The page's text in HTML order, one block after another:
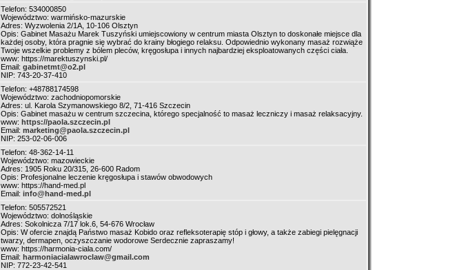
Telefon: 534000850
Województwo: warmińsko-mazurskie
Adres: Wyzwolenia 2/1A, 10-106 Olsztyn
Opis: Gabinet Masażu Marek Tuszyński umiejscowiony w centrum miasta Olsztyn to doskonałe miejsce dla
każdej osoby, która pragnie się wybrać do krainy błogiego relaksu. Odpowiednio wykonany masaż rozwiąże
Twoje wszelkie problemy z bólem pleców, kręgosłupa i innych najbardziej eksploatowanych części ciała.
www: https://marektuszynski.pl/
Email: gabinetmt@o2.pl
NIP: 743-20-37-410
Telefon: +48788174598
Województwo: zachodniopomorskie
Adres: ul. Karola Szymanowskiego 8/2, 71-416 Szczecin
Opis: Gabinet masażu w centrum szczecina, którego specjalność to masaż leczniczy i masaż relaksacyjny.
www: https://paola.szczecin.pl
Email: marketing@paola.szczecin.pl
NIP: 253-02-06-006
Telefon: 48-362-14-11
Województwo: mazowieckie
Adres: 1905 Roku 20/315, 26-600 Radom
Opis: Profesjonalne leczenie kręgosłupa i stawów obwodowych
www: https://hand-med.pl
Email: info@hand-med.pl
Telefon: 505572521
Województwo: dolnośląskie
Adres: Sokolnicza 7/17 lok.6, 54-676 Wrocław
Opis: W ofercie znajdą Państwo masaż Kobido oraz refleksoterapię stóp i głowy, a także zabiegi pielęgnacji
twarzy, dermapen, oczyszczanie wodorowe Serdecznie zapraszamy!
www: https://harmonia-ciala.com/
Email: harmoniacialawroclaw@gmail.com
NIP: 772-23-42-541